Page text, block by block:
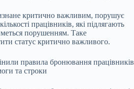
критично важливим, порушує
працівників, які підлягають
порушенням. Таке
статус критично важливого.